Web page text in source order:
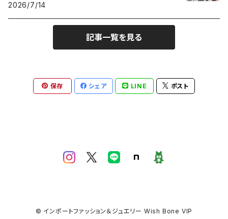
2026/7/14
記事一覧を見る
保存 シェア LINE ポスト
© インポートファッション＆ジュエリー Wish Bone VIP